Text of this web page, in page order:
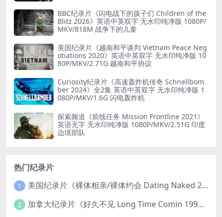
BBC纪录片《闪电战下的孩子们 Children of the
Blitz 2026》英语中英双字 无水印纯净版 1080P/
MKV/818M 战争下的儿童
美国纪录片《越南和平谈判 Vietnam Peace Neg
otiations 2020》英语中英双字 无水印纯净版 10
80P/MKV/2.71G 越南和平协议
Curiosity纪录片《高速轰炸机传奇 Schnellbom
ber 2024》全2集 英语中英双字 无水印纯净版 1
080P/MKV/1.6G 闪电轰炸机
探索频道《前线任务 Mission Frontline 2021》
英语无字 无水印纯净版 1080P/MKV/2.51G 印度
边境部队
热门纪录片
1 美国纪录片《裸体相亲/裸体约会 Dating Naked 2014-2016》第1-3季全33集 英语中英双字 无水印纯净版 1080P/MKV/85.6G 裸体相亲真人秀
2 加拿大纪录片《好久不见 Long Time Comin 1993》英语中英双字 官方纯净版 1080P/MKV/1G 女同性艺术家